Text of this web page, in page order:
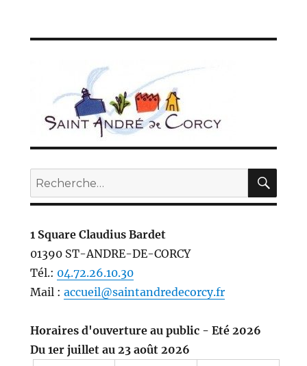
Recherche
pour :
1 Square Claudius Bardet
01390 ST-ANDRE-DE-CORCY
Tél.: 04.72.26.10.30
Mail : accueil@saintandredecorcy.fr
Horaires d'ouverture au public - Eté 2026
Du 1er juillet au 23 août 2026